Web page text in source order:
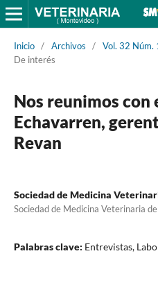
Inicio / Archivos / Vol. 32 Núm.
De interés
Nos reunimos con
Echavarren,
Revan
Sociedad de Medicina
Sociedad de Medicina Veterinaria
Palabras clave: Entrevistas,